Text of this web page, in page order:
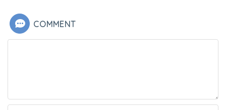
COMMENT